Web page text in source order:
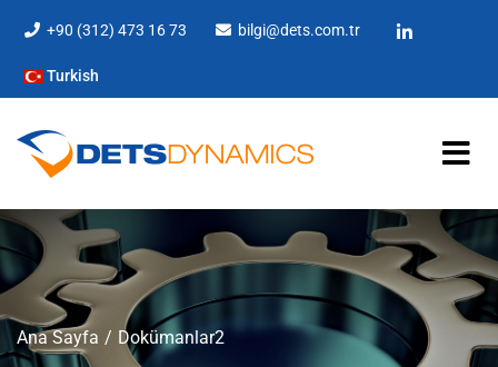
+90 (312) 473 16 73 bilgi@dets.com.tr
Turkish
Ana Sayfa Dokümanlar2